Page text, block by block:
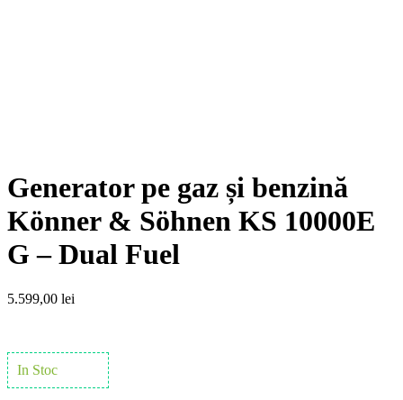
Generator pe gaz și benzină
Könner & Söhnen KS 10000E
G – Dual Fuel
5.599,00 lei
In Stoc